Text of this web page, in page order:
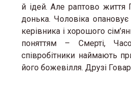
й ідей. Але раптово життя
донька. Чоловіка
керівника і хорошого
поняттям – Смерті,
співробітники наймають
його божевілля. Друзі